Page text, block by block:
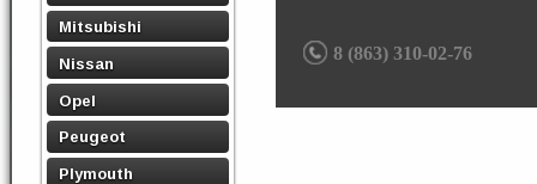
Mitsubishi
Nissan
Opel
Peugeot
Plymouth
8 (863) 310-02-76